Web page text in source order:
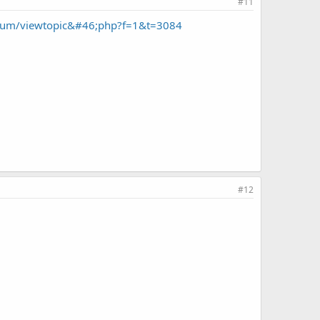
viewtopic&#46;php?f=1&t=3084
#12